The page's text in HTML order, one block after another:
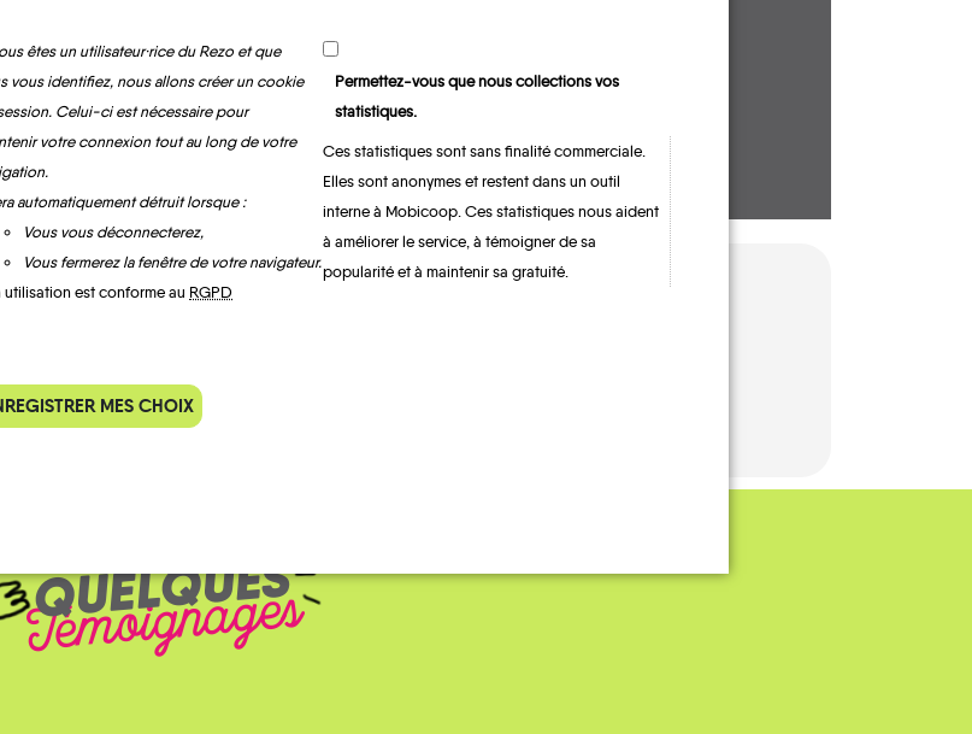
Salérans
infosMOBILITE
QUELQUES
Témoignages
êtes un utilisateur·rice du Rezo et que
vous identifiez, nous allons créer un cookie
Celui-ci est nécessaire pour
votre connexion tout au long de votre
automatiquement détruit lorsque :
Vous vous déconnecterez,
Vous fermerez la fenêtre de votre navigateur.
utilisation est conforme au RGPD
Permettez-vous que nous collections vos
statistiques.
Ces statistiques sont sans finalité commerciale.
Elles sont anonymes et restent dans un outil
interne à Mobicoop. Ces statistiques nous aident
à améliorer le service, à témoigner de sa
popularité et à maintenir sa gratuité.
MES CHOIX